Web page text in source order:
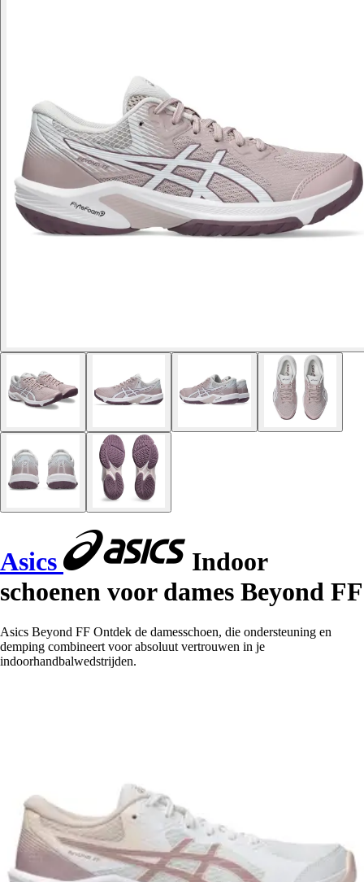
Asics
Indoor
schoenen voor dames Beyond FF
Asics Beyond FF Ontdek de damesschoen, die ondersteuning en
demping combineert voor absoluut vertrouwen in je
indoorhandbalwedstrijden.